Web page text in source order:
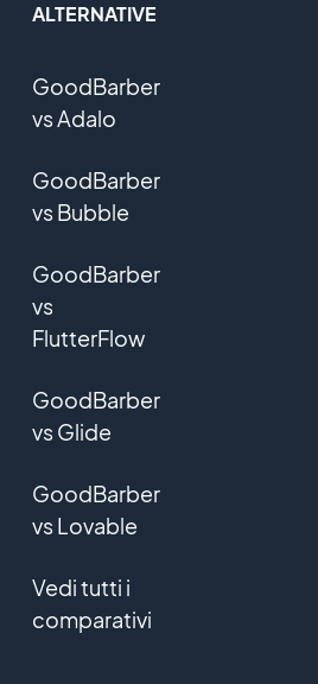
ALTERNATIVE
GoodBarber
vs Adalo
GoodBarber
vs Bubble
GoodBarber
vs
FlutterFlow
GoodBarber
vs Glide
GoodBarber
vs Lovable
Vedi tutti i
comparativi